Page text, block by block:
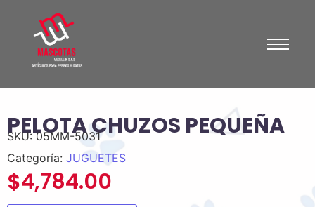
PELOTA CHUZOS PEQUEÑA
SKU:05MM-5031
Categoría: JUGUETES
$4,784.00